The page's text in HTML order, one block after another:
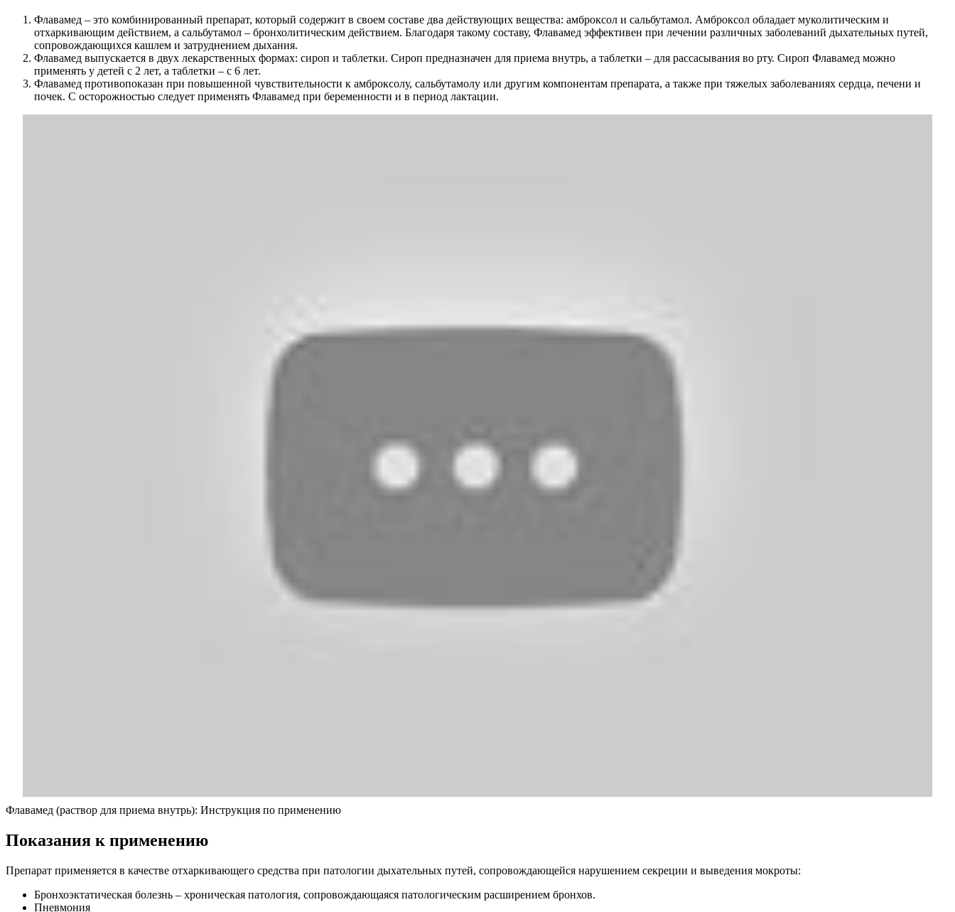
Флавамед – это комбинированный препарат, который содержит в своем составе два действующих вещества: амброксол и сальбутамол. Амброксол обладает муколитическим и
отхаркивающим действием, а сальбутамол – бронхолитическим действием. Благодаря такому составу, Флавамед эффективен при лечении различных заболеваний дыхательных путей,
сопровождающихся кашлем и затруднением дыхания.
Флавамед выпускается в двух лекарственных формах: сироп и таблетки. Сироп предназначен для приема внутрь, а таблетки – для рассасывания во рту. Сироп Флавамед можно
применять у детей с 2 лет, а таблетки – с 6 лет.
Флавамед противопоказан при повышенной чувствительности к амброксолу, сальбутамолу или другим компонентам препарата, а также при тяжелых заболеваниях сердца, печени и
почек. С осторожностью следует применять Флавамед при беременности и в период лактации.
Флавамед (раствор для приема внутрь): Инструкция по применению
Показания к применению
Препарат применяется в качестве отхаркивающего средства при патологии дыхательных путей, сопровождающейся нарушением секреции и выведения мокроты:
Бронхоэктатическая болезнь – хроническая патология, сопровождающаяся патологическим расширением бронхов.
Пневмония